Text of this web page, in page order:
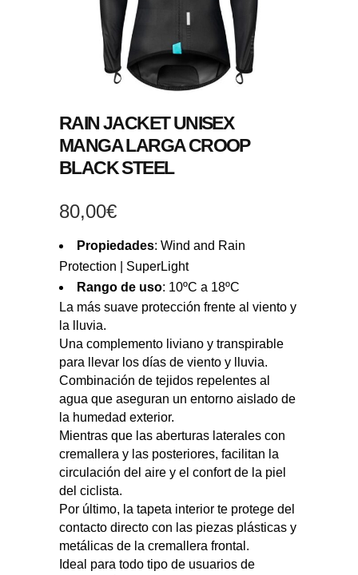
RAIN JACKET UNISEX
MANGA LARGA CROOP
BLACK STEEL
80,00€
Propiedades: Wind and Rain
Protection | SuperLight
Rango de uso: 10ºC a 18ºC
La más suave protección frente al viento y
la lluvia.
Una complemento liviano y transpirable
para llevar los días de viento y lluvia.
Combinación de tejidos repelentes al
agua que aseguran un entorno aislado de
la humedad exterior.
Mientras que las aberturas laterales con
cremallera y las posteriores, facilitan la
circulación del aire y el confort de la piel
del ciclista.
Por último, la tapeta interior te protege del
contacto directo con las piezas plásticas y
metálicas de la cremallera frontal.
Ideal para todo tipo de usuarios de